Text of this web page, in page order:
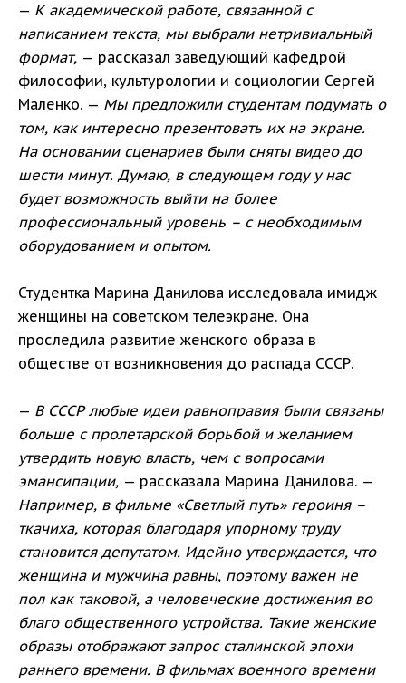
— К академической работе, связанной с
написанием текста, мы выбрали нетривиальный
формат, — рассказал заведующий кафедрой
философии, культурологии и социологии Сергей
Маленко. — Мы предложили студентам подумать о
том, как интересно презентовать их на экране.
На основании сценариев были сняты видео до
шести минут. Думаю, в следующем году у нас
будет возможность выйти на более
профессиональный уровень – с необходимым
оборудованием и опытом.
Студентка Марина Данилова исследовала имидж
женщины на советском телеэкране. Она
проследила развитие женского образа в
обществе от возникновения до распада СССР.
— В СССР любые идеи равноправия были связаны
больше с пролетарской борьбой и желанием
утвердить новую власть, чем с вопросами
эмансипации, — рассказала Марина Данилова. —
Например, в фильме «Светлый путь» героиня –
ткачиха, которая благодаря упорному труду
становится депутатом. Идейно утверждается, что
женщина и мужчина равны, поэтому важен не
пол как таковой, а человеческие достижения во
благо общественного устройства. Такие женские
образы отображают запрос сталинской эпохи
раннего времени. В фильмах военного времени